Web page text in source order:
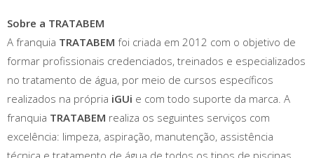
Sobre a TRATABEM
A franquia TRATABEM foi criada em 2012 com o objetivo de
formar profissionais credenciados, treinados e especializados
no tratamento de água, por meio de cursos específicos
realizados na própria iGUi e com todo suporte da marca. A
franquia TRATABEM realiza os seguintes serviços com
excelência: limpeza, aspiração, manutenção, assistência
técnica e tratamento de água de todos os tipos de piscinas,